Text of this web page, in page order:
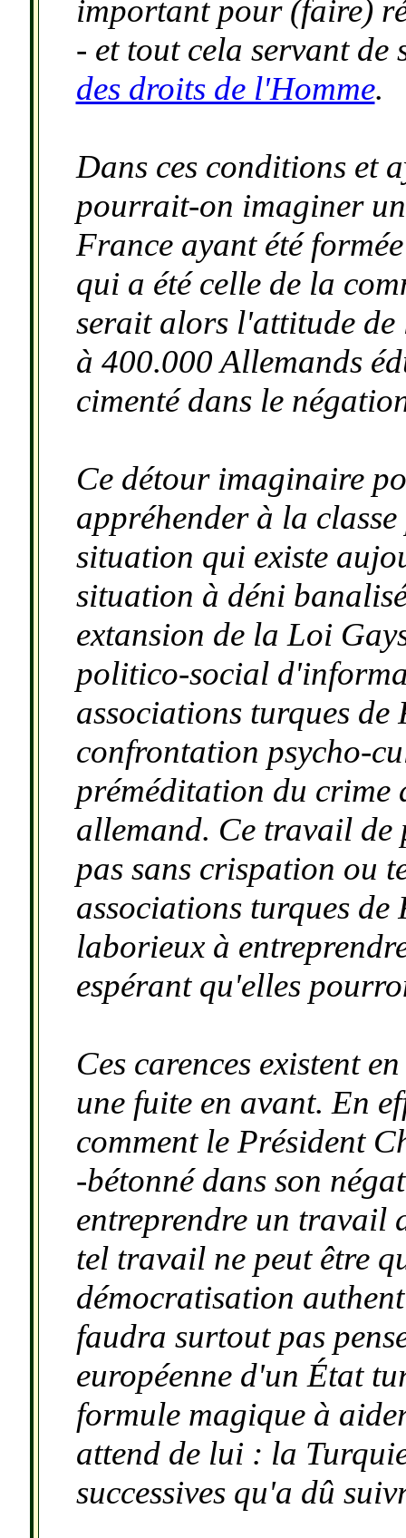
important pour (faire)
- et tout cela servant de
des droits de l'Homme.
Dans ces conditions et
pourrait-on imaginer
France ayant été
qui a été celle de la
serait alors l'attitude de
à 400.000 Allemands
cimenté dans le
Ce détour imaginaire
appréhender à la
situation qui existe
situation à déni
extansion de la Loi
politico-social
associations turques
confrontation psycho-
préméditation du crime
allemand. Ce travail de
pas sans crispation ou
associations turques
laborieux à
espérant qu'elles
Ces carences existent
une fuite en avant. En
comment le Président
-bétonné dans son
entreprendre un travail
tel travail ne peut être
démocratisation
faudra surtout pas
européenne d'un État
formule magique à
attend de lui : la
successives qu'a dû